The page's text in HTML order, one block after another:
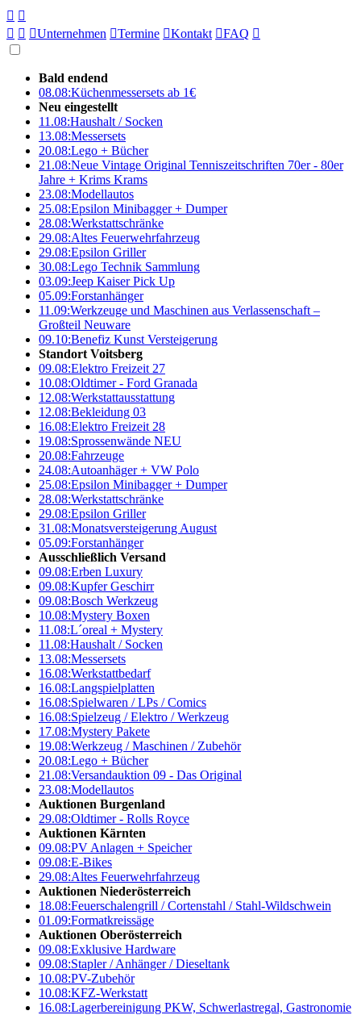
 
  Unternehmen Termine Kontakt FAQ 
Bald endend
08.08:Küchenmessersets ab 1€
Neu eingestellt
11.08:Haushalt / Socken
13.08:Messersets
20.08:Lego + Bücher
21.08:Neue Vintage Original Tenniszeitschriften 70er - 80er
Jahre + Krims Krams
23.08:Modellautos
25.08:Epsilon Minibagger + Dumper
28.08:Werkstattschränke
29.08:Altes Feuerwehrfahrzeug
29.08:Epsilon Griller
30.08:Lego Technik Sammlung
03.09:Jeep Kaiser Pick Up
05.09:Forstanhänger
11.09:Werkzeuge und Maschinen aus Verlassenschaft –
Großteil Neuware
09.10:Benefiz Kunst Versteigerung
Standort Voitsberg
09.08:Elektro Freizeit 27
10.08:Oldtimer - Ford Granada
12.08:Werkstattausstattung
12.08:Bekleidung 03
16.08:Elektro Freizeit 28
19.08:Sprossenwände NEU
20.08:Fahrzeuge
24.08:Autoanhäger + VW Polo
25.08:Epsilon Minibagger + Dumper
28.08:Werkstattschränke
29.08:Epsilon Griller
31.08:Monatsversteigerung August
05.09:Forstanhänger
Ausschließlich Versand
09.08:Erben Luxury
09.08:Kupfer Geschirr
09.08:Bosch Werkzeug
10.08:Mystery Boxen
11.08:L´oreal + Mystery
11.08:Haushalt / Socken
13.08:Messersets
16.08:Werkstattbedarf
16.08:Langspielplatten
16.08:Spielwaren / LPs / Comics
16.08:Spielzeug / Elektro / Werkzeug
17.08:Mystery Pakete
19.08:Werkzeug / Maschinen / Zubehör
20.08:Lego + Bücher
21.08:Versandauktion 09 - Das Original
23.08:Modellautos
Auktionen Burgenland
29.08:Oldtimer - Rolls Royce
Auktionen Kärnten
09.08:PV Anlagen + Speicher
09.08:E-Bikes
29.08:Altes Feuerwehrfahrzeug
Auktionen Niederösterreich
18.08:Feuerschalengrill / Cortenstahl / Stahl-Wildschwein
01.09:Formatkreissäge
Auktionen Oberösterreich
09.08:Exklusive Hardware
09.08:Stapler / Anhänger / Dieseltank
10.08:PV-Zubehör
10.08:KFZ-Werkstatt
16.08:Lagerbereinigung PKW, Schwerlastregal, Gastronomie